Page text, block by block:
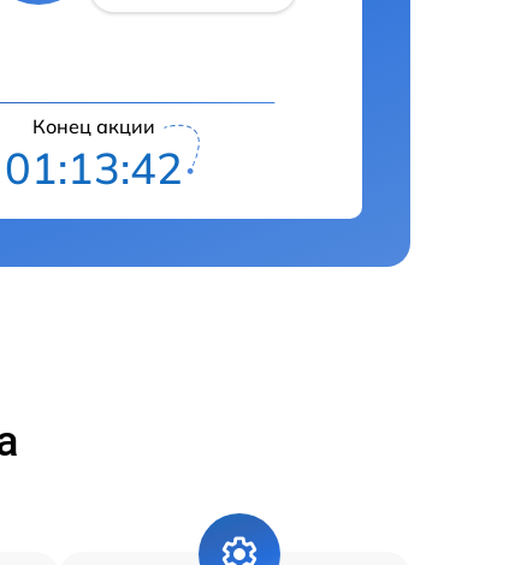
Конец акции
01:13:41